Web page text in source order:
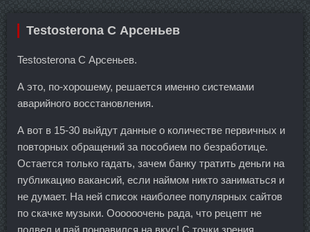
Testosterona C Арсеньев
Testosterona C Арсеньев.
А это, по-хорошему, решается именно системами
аварийного восстановления.
А вот в 15-30 выйдут данные о количестве первичных и
повторных обращений за пособием по безработице.
Остается только гадать, зачем банку тратить деньги на
публикацию вакансий, если наймом никто заниматься и
не думает. На ней список наиболее популярных сайтов
по скачке музыки. Оооооочень рада, что рецепт не
подвел и пай понравился на вкус! С точки зрения